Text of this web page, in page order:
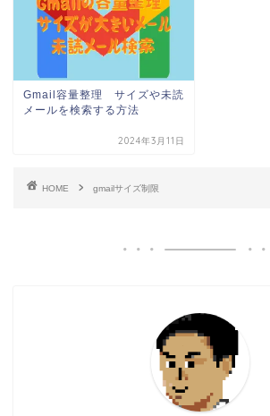
Gmail容量整理 サイズや未読
メールを検索する方法
2024年3月11日
HOME gmailサイズ制限